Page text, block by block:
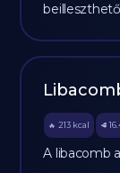
🔥 213 kcal 🥩
A libacomb